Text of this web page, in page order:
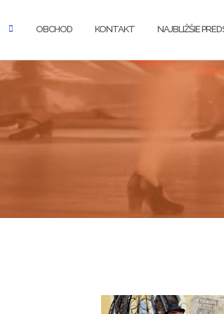
OBCHOD KONTAKT NAJBLIŽŠIE